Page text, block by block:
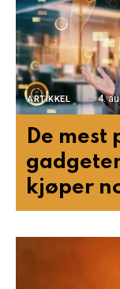
ARTIKKEL 4.
De
kjøper